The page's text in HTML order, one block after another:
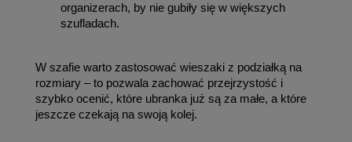
organizerach, by nie gubiły się w większych
szufladach.
W szafie warto zastosować wieszaki z podziałką na
rozmiary – to pozwala zachować przejrzystość i
szybko ocenić, które ubranka już są za małe, a które
jeszcze czekają na swoją kolej.